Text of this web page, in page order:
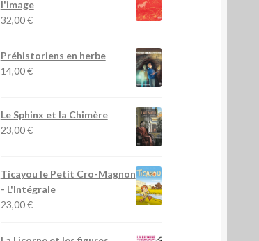
l'image
32,00€
Préhistoriens en herbe
14,00€
Le Sphinx et la Chimère
23,00€
Ticayou le Petit Cro-Magnon
- L'Intégrale
23,00€